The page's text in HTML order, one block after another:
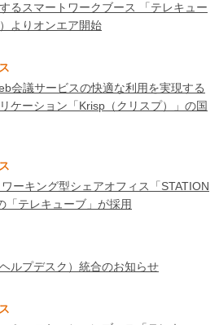
るスマートワークブース 「テレキュー
よりオンエア開始
会議サービスの快適な利用を実現する
ケーション「Krisp（クリスプ）」の国
ーキング型シェアオフィス「STATION
「テレキューブ」が採用
ルプデスク）統合のお知らせ